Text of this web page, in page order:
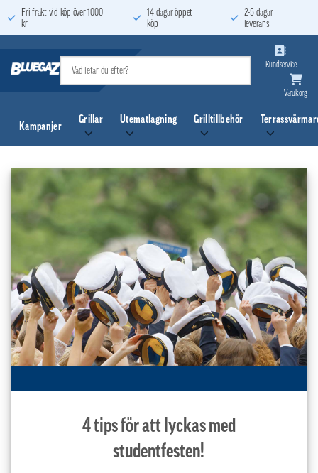
to
Fri frakt vid köp över 1000
kr
14 dagar öppet
köp
2-5 dagar
leverans
Kundservice
Varukorg
Kampanjer
Grillar Utematlagning Grilltillbehör
4 tips för att lyckas med
studentfesten!